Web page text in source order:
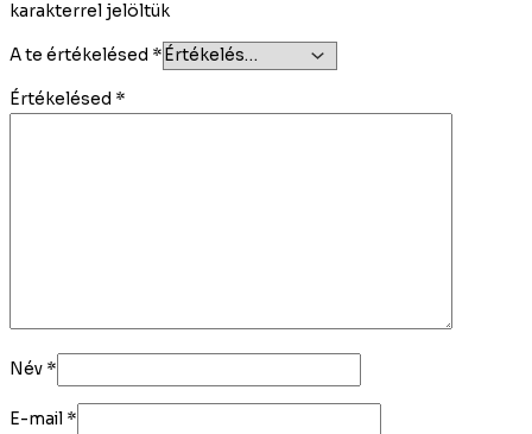
karakterrel jelöltük
A te értékelésed *
Értékelésed *
Név *
E-mail *